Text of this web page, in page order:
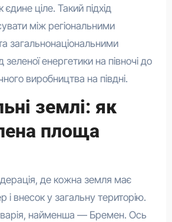
ціле. Такий підхід
між регіональними
загальнонаціональними
енергетики на півночі до
виробництва на півдні.
землі: як
площа
де кожна земля має
і внесок у загальну територію.
найменша — Бремен. Ось